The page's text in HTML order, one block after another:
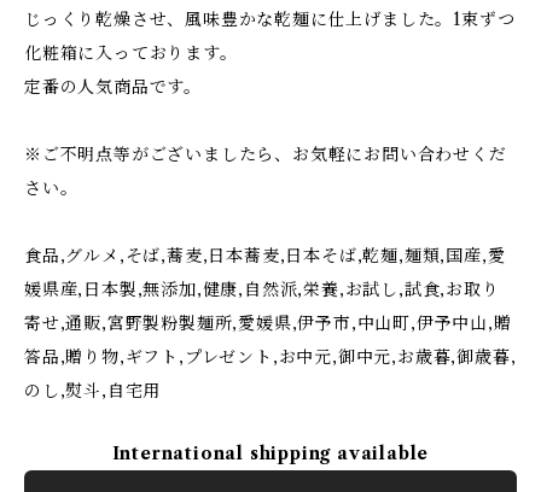
じっくり乾燥させ、風味豊かな乾麺に仕上げました。1束ずつ
化粧箱に入っております。
定番の人気商品です。
※ご不明点等がございましたら、お気軽にお問い合わせくだ
さい。
食品,グルメ,そば,蕎麦,日本蕎麦,日本そば,乾麺,麺類,国産,愛
媛県産,日本製,無添加,健康,自然派,栄養,お試し,試食,お取り
寄せ,通販,宮野製粉製麺所,愛媛県,伊予市,中山町,伊予中山,贈
答品,贈り物,ギフト,プレゼント,お中元,御中元,お歳暮,御歳暮,
のし,熨斗,自宅用
International shipping available